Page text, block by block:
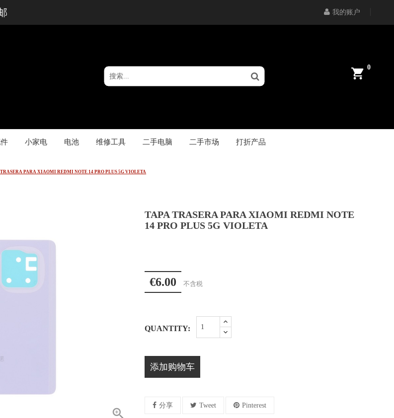
我的账户
0
小家电 电池 维修工具 二手电脑 二手市场 打折产品
PARA XIAOMI REDMI NOTE 14 PRO PLUS 5G VIOLETA

TAPA TRASERA PARA XIAOMI REDMI NOTE
14 PRO PLUS 5G VIOLETA
€6.00 不含税
QUANTITY:
添加购物车
分享 Tweet Pinterest